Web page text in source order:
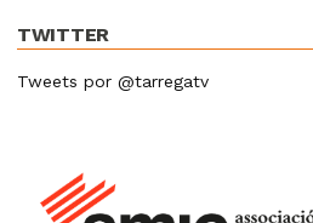
TWITTER
Tweets por @tarregatv